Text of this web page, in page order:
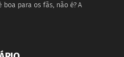
para os fãs, não é? A